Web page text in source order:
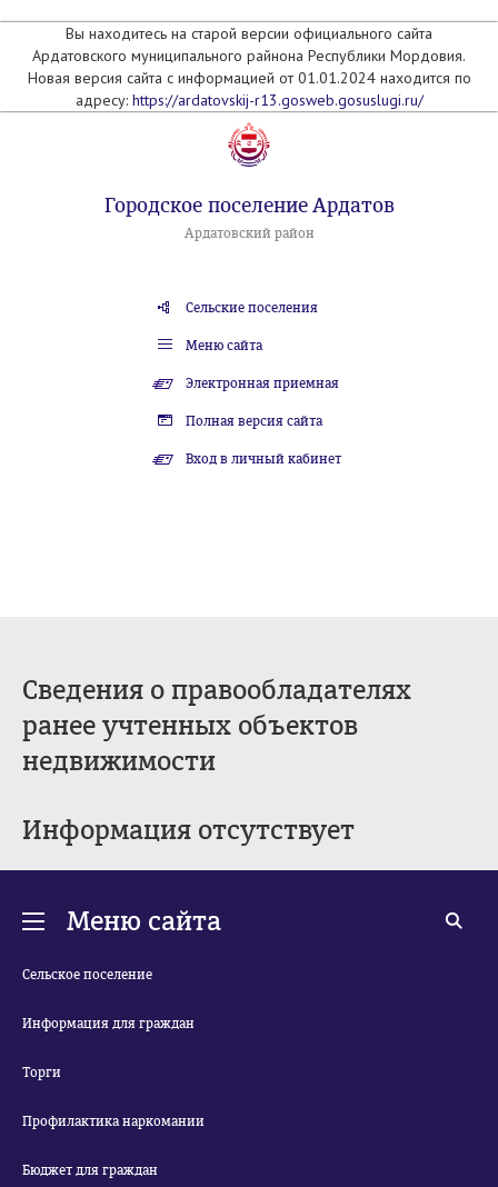
Вы находитесь на старой версии официального сайта
Ардатовского муниципального райнона Республики Мордовия.
Новая версия сайта с информацией от 01.01.2024 находится по
адресу: https://ardatovskij-r13.gosweb.gosuslugi.ru/
Городское поселение Ардатов
Ардатовский район
Сельские поселения
Меню сайта
Электронная приемная
Полная версия сайта
Вход в личный кабинет
Сведения о правообладателях
ранее учтенных объектов
недвижимости
Информация отсутствует
Меню сайта
Сельское поселение
Информация для граждан
Торги
Профилактика наркомании
Бюджет для граждан